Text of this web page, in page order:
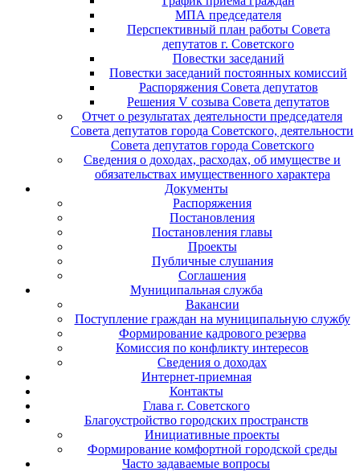
МПА председателя
Перспективный план работы Совета
депутатов г. Советского
Повестки заседаний
Повестки заседаний постоянных комиссий
Распоряжения Совета депутатов
Решения V созыва Совета депутатов
Отчет о результатах деятельности председателя
Совета депутатов города Советского, деятельности
Совета депутатов города Советского
Сведения о доходах, расходах, об имуществе и
обязательствах имущественного характера
Документы
Распоряжения
Постановления
Постановления главы
Проекты
Публичные слушания
Соглашения
Муниципальная служба
Вакансии
Поступление граждан на муниципальную службу
Формирование кадрового резерва
Комиссия по конфликту интересов
Сведения о доходах
Интернет-приемная
Контакты
Глава г. Советского
Благоустройство городских пространств
Инициативные проекты
Формирование комфортной городской среды
Часто задаваемые вопросы